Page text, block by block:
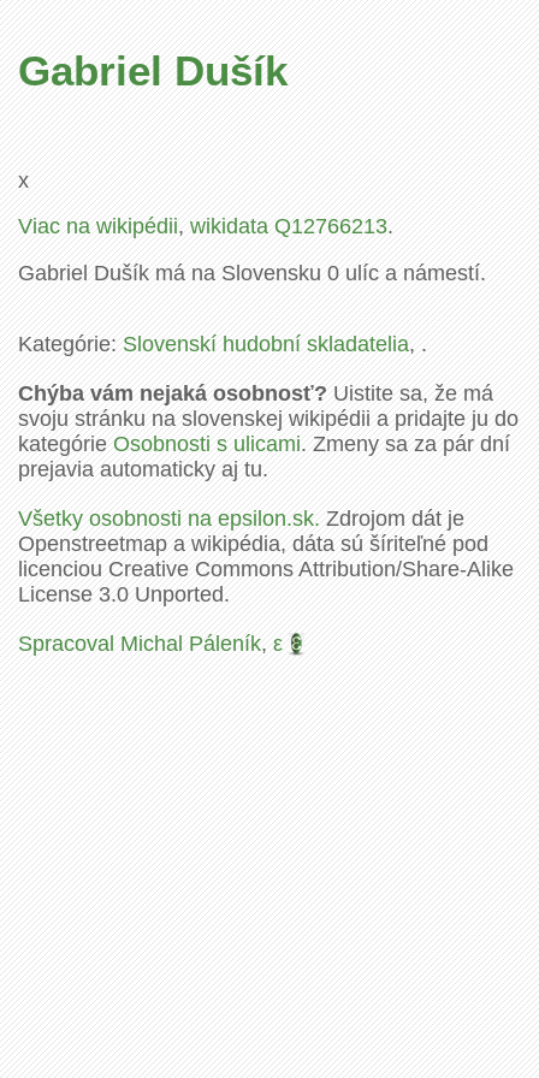
Gabriel Dušík
x
Viac na wikipédii,wikidata Q12766213.
Gabriel Dušík má na Slovensku 0 ulíc a námestí.
Kategórie:Slovenskí hudobní skladatelia, .
Chýba vám nejaká osobnosť?Uistite sa, že má
svoju stránku na slovenskej wikipédii a pridajte ju do
kategórieOsobnosti s ulicami. Zmeny sa za pár dní
prejavia automaticky aj tu.
Všetky osobnosti na epsilon.sk.Zdrojom dát je
Openstreetmap a wikipédia, dáta sú šíriteľné pod
licenciou Creative Commons Attribution/Share-Alike
License 3.0 Unported.
Spracoval Michal Páleník,ε